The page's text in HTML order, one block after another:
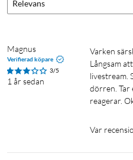
Ett unikt fyrkantigt synfält
och till och med paket på
vad som befinner sig vid din
Inbyggd högtalare och
eller avskräcka inbrottstjuvar
Relevans
Magnus
Verifierad köpare
3/5
1 år sedan
Varken särskilt bra eller särskilt dålig.
Långsam
livestream.
dörren. Tar
reagerar.
Var